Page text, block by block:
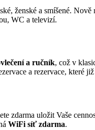
ženské a smíšené. Nově
WC a televizí.
a ručník, což v
a rezervace,
zdarma uložit Vaše
WiFi síť zdarma.